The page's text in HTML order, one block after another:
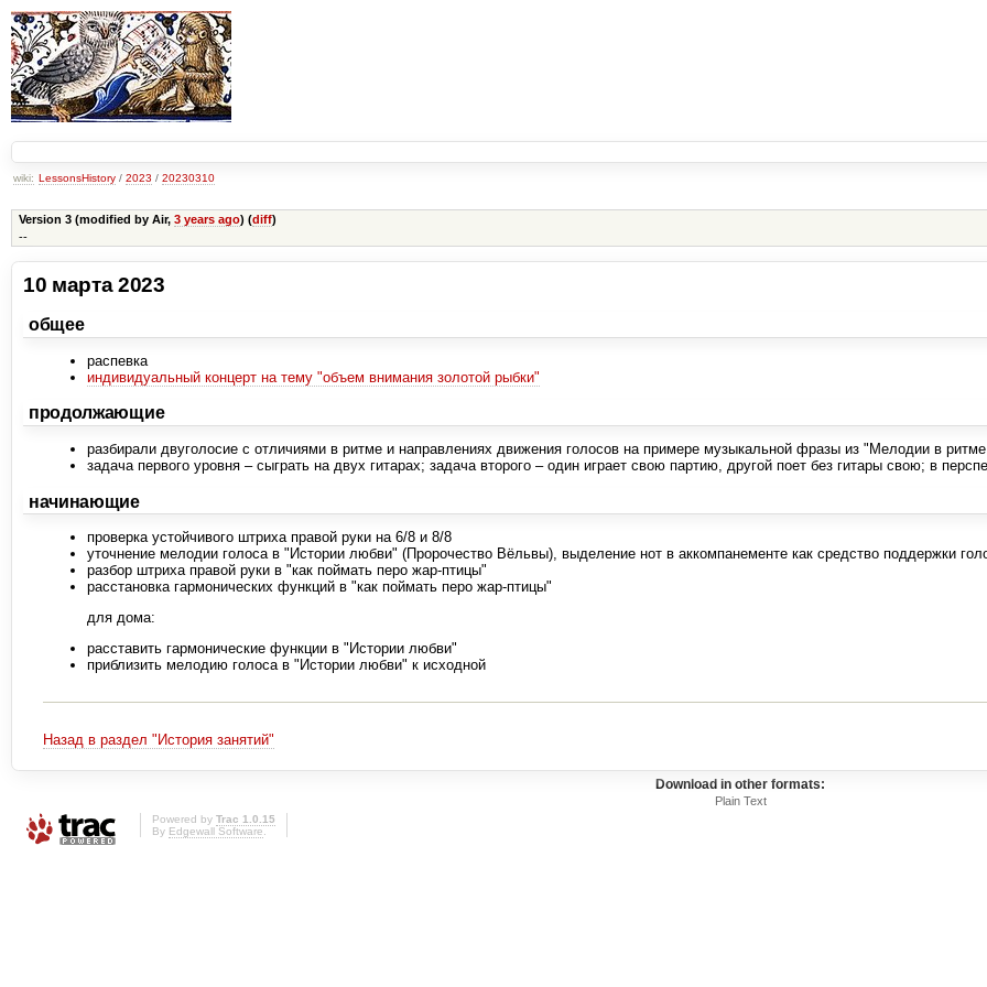
wiki: LessonsHistory / 2023 / 20230310
Version 3 (modified by Air, 3 years ago) (diff)
--
10 марта 2023
общее
распевка
индивидуальный концерт на тему "объем внимания золотой рыбки"
продолжающие
разбирали двуголосие с отличиями в ритме и направлениях движения голосов на примере музыкальной фразы из "Мелодии в
задача первого уровня – сыграть на двух гитарах; задача второго – один играет свою партию, другой поет без гитары свою; в
начинающие
проверка устойчивого штриха правой руки на 6/8 и 8/8
уточнение мелодии голоса в "Истории любви" (Пророчество Вёльвы), выделение нот в аккомпанементе как средство поддержки
разбор штриха правой руки в "как поймать перо жар-птицы"
расстановка гармонических функций в "как поймать перо жар-птицы"
для дома:
расставить гармонические функции в "Истории любви"
приблизить мелодию голоса в "Истории любви" к исходной
Назад в раздел "История занятий"
Download in other formats:
Plain Text
Powered by Trac 1.0.15
By Edgewall Software